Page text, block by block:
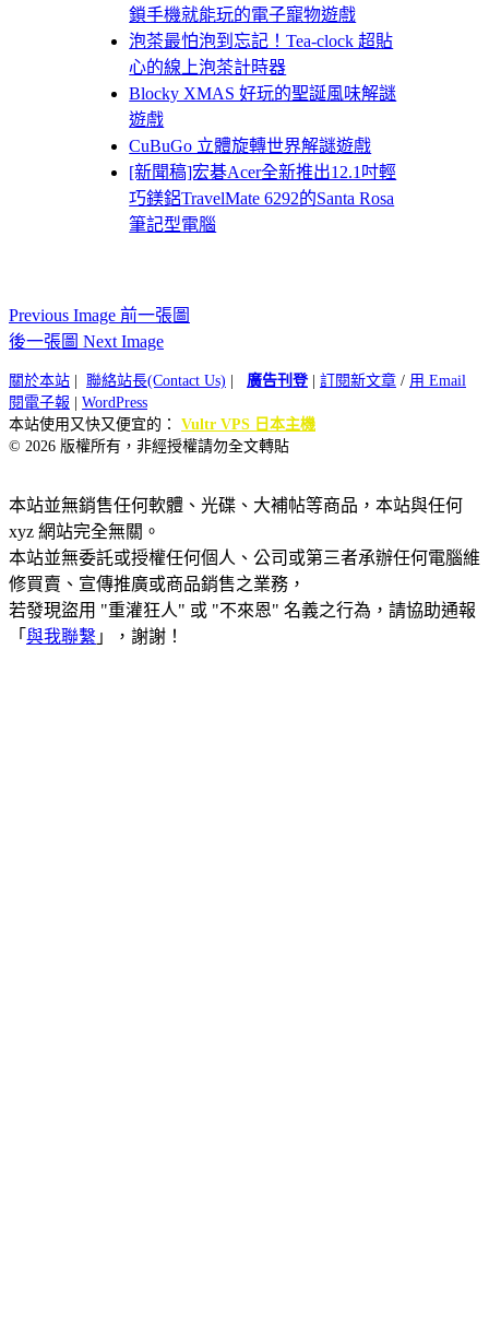
鎖手機就能玩的電子寵物遊戲
泡茶最怕泡到忘記！Tea-clock 超貼
心的線上泡茶計時器
Blocky XMAS 好玩的聖誕風味解謎
遊戲
CuBuGo 立體旋轉世界解謎遊戲
[新聞稿]宏碁Acer全新推出12.1吋輕
巧鎂鋁TravelMate 6292的Santa Rosa
筆記型電腦
Previous Image 前一張圖
後一張圖 Next Image
關於本站 聯絡站長(Contact Us) 廣告刊登| 訂閱新文章 / 用 Email
閱電子報
WordPress
本站使用又快又便宜的： Vultr VPS 日本主機
© 2026 版權所有，非經授權請勿全文轉貼
本站並無銷售任何軟體、光碟、大補帖等商品，本站與任何
xyz 網站完全無關。
本站並無委託或授權任何個人、公司或第三者承辦任何電腦維
修買賣、宣傳推廣或商品銷售之業務，
若發現盜用 "重灌狂人" 或 "不來恩" 名義之行為，請協助通報
「 與我聯繫 」，謝謝！